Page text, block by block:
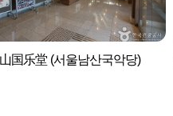
国乐堂 (서울남산국악당)